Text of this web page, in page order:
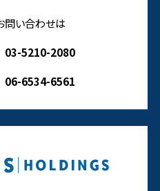
問い合わせは
03-5210-2080
06-6534-6561